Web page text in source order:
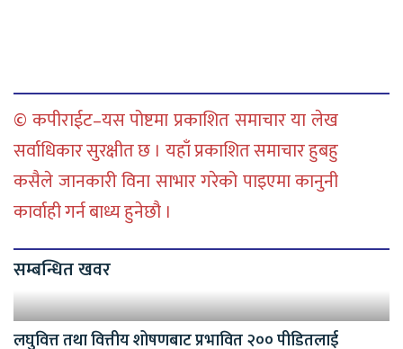
© कपीराईट–यस पोष्टमा प्रकाशित समाचार या लेख
सर्वाधिकार सुरक्षीत छ । यहाँ प्रकाशित समाचार हुबहु
कसैले जानकारी विना साभार गरेको पाइएमा कानुनी
कार्वाही गर्न बाध्य हुनेछौ ।
सम्बन्धित खवर
लघुवित्त तथा वित्तीय शोषणबाट प्रभावित २०० पीडितलाई